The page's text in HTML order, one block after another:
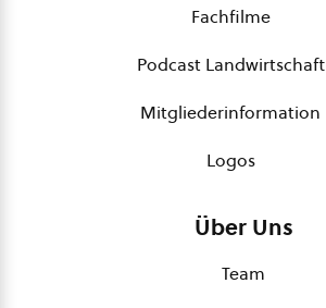
Fachfilme
Podcast Landwirtschaft
Mitgliederinformation
Logos
Über Uns
Team